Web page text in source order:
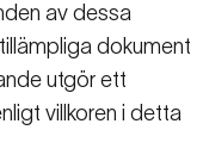
av dessa
dokument
utgör ett
villkoren i detta